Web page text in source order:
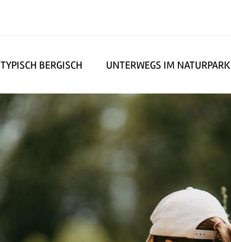
TYPISCH BERGISCH UNTERWEGS IM NATURPARK